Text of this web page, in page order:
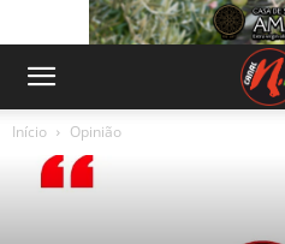
Início Opinião